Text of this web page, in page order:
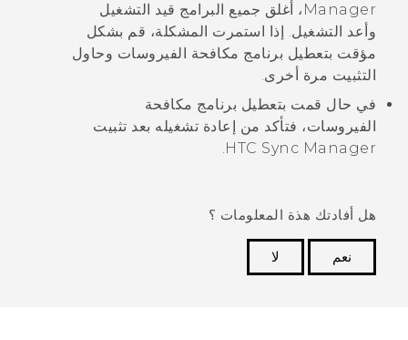
Manager ، أغلق جميع البرامج قيد التشغيل
وأعد التشغيل. إذا استمرت المشكلة، قم بشكل
مؤقت بتعطيل برنامج مكافحة الفيروسات وحاول
التثبيت مرة أخرى.
في حال قمت بتعطيل برنامج مكافحة
الفيروسات، فتأكد من إعادة تشغيله بعد تثبيت
HTC Sync Manager
.
هل أفادتك هذة المعلومات ؟
نعم
لا